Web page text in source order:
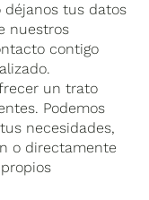
déjanos tus datos
nuestros
contigo
un trato
Podemos
necesidades,
o directamente